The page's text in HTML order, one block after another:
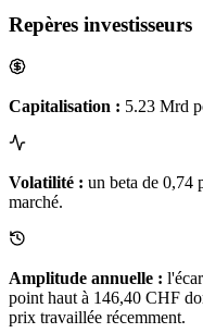
Repères investisseurs
Capitalisation : 5.23 Mrd
Volatilité : un beta de 0,74
marché.
Amplitude annuelle :
point haut à 146,40 CHF
prix travaillée récemment.